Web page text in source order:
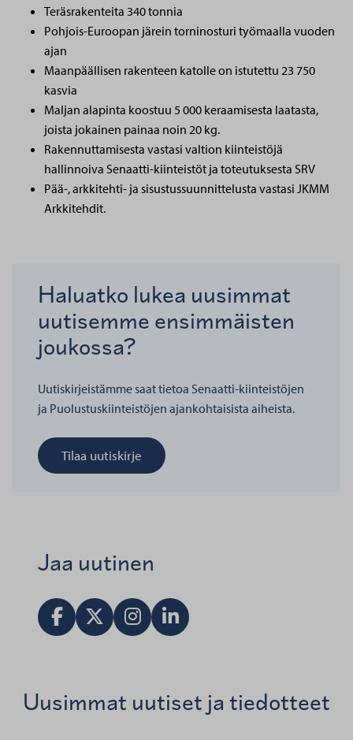
Teräsrakenteita 340 tonnia
Pohjois-Euroopan järein torninosturi työmaalla vuoden
ajan
Maanpäällisen rakenteen katolle on istutettu 23 750
kasvia
Maljan alapinta koostuu 5 000 keraamisesta laatasta,
joista jokainen painaa noin 20 kg.
Rakennuttamisesta vastasi valtion kiinteistöjä
hallinnoiva Senaatti-kiinteistöt ja toteutuksesta SRV
Pää-, arkkitehti- ja sisustussuunnittelusta vastasi JKMM
Arkkitehdit.
Haluatko lukea uusimmat
uutisemme ensimmäisten
joukossa?
Uutiskirjeistämme saat tietoa Senaatti-kiinteistöjen
ja Puolustuskiinteistöjen ajankohtaisista aiheista.
Tilaa uutiskirje
Jaa uutinen
Uusimmat uutiset ja tiedotteet